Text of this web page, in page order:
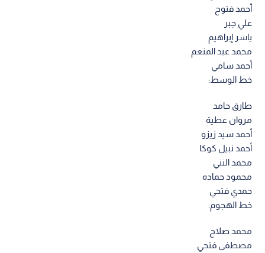
أحمد فتوح
علي جبر
ياسر إبراهيم
محمد عبد المنعم
أحمد سامي
خط الوسط:
طارق حامد
مروان عطية
أحمد سيد زيزو
أحمد نبيل كوكا
محمد النني
محمود حماده
حمدي فتحي
خط الهجوم:
محمد صلاح
مصطفى فتحي